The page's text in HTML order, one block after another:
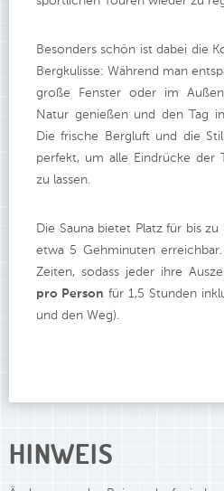
Besonders schön ist dabei die
Bergkulisse: Während man
große Fenster oder im
Natur genießen und den Tag
Die frische Bergluft und die
perfekt, um alle Eindrücke der
zu lassen.
Die Sauna bietet Platz für bis
etwa 5 Gehminuten
Zeiten, sodass jeder ihre
pro Person für 1,5 Stunden
und den Weg).
HINWEIS